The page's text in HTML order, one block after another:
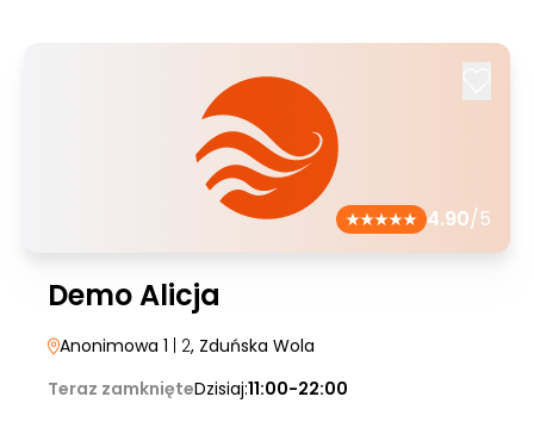
4.90/5
Demo Alicja
Anonimowa 1 | 2, Zduńska Wola
Teraz zamknięteDzisiaj:11:00-22:00